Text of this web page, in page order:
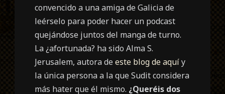
convencido a una amiga de Galicia de
leérselo para poder hacer un podcast
quejándose juntos del manga de turno.
La ¿afortunada? ha sido Alma S.
Jerusalem, autora deeste blog de aquíy
la única persona a la que Sudit considera
más hater que él mismo. ¿Queréis dos